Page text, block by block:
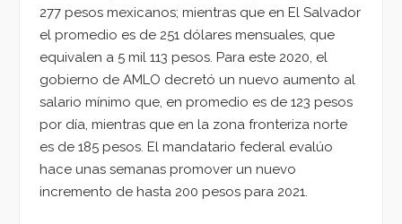
277 pesos mexicanos; mientras que en El Salvador
el promedio es de 251 dólares mensuales, que
equivalen a 5 mil 113 pesos. Para este 2020, el
gobierno de AMLO decretó un nuevo aumento al
salario mínimo que, en promedio es de 123 pesos
por día, mientras que en la zona fronteriza norte
es de 185 pesos. El mandatario federal evalúo
hace unas semanas promover un nuevo
incremento de hasta 200 pesos para 2021.